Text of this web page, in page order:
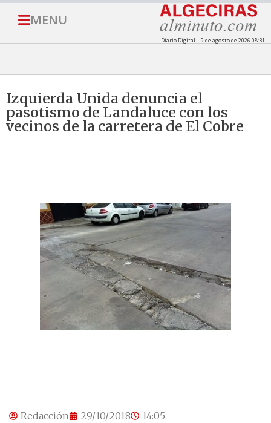
MENU
Diario Digital | 9 de agosto de 2026 08:31
Izquierda Unida denuncia el
pasotismo de Landaluce con los
vecinos de la carretera de El Cobre
Redacción 29/10/2018 14:05